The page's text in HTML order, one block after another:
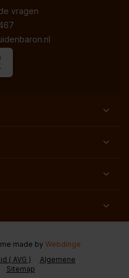
vragen
( AVG )
Algemene
Sitemap
made by Webdinge